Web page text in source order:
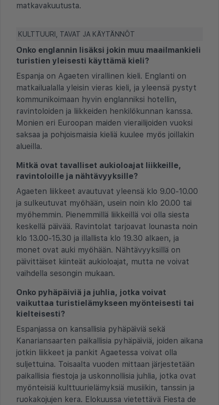
matkavakuutusta.
KULTTUURI, TAVAT JA KÄYTÄNNÖT
Onko englannin lisäksi jokin muu maailmankieli
turistien yleisesti käyttämä kieli?
Espanja on Agaeten virallinen kieli. Englanti on
matkailualalla yleisin vieras kieli, ja yleensä pystyt
kommunikoimaan hyvin englanniksi hotellin,
ravintoloiden ja liikkeiden henkilökunnan kanssa.
Monien eri Euroopan maiden vierailijoiden vuoksi
saksaa ja pohjoismaisia kieliä kuulee myös joillakin
alueilla.
Mitkä ovat tavalliset aukioloajat liikkeille,
ravintoloille ja nähtävyyksille?
Agaeten liikkeet avautuvat yleensä klo 9.00-10.00
ja sulkeutuvat myöhään, usein noin klo 20.00 tai
myöhemmin. Pienemmillä liikkeillä voi olla siesta
keskellä päivää. Ravintolat tarjoavat lounasta noin
klo 13.00-15.30 ja illallista klo 19.30 alkaen, ja
monet ovat auki myöhään. Nähtävyyksillä on
päivittäiset kiinteät aukioloajat, mutta ne voivat
vaihdella sesongin mukaan.
Onko pyhäpäiviä ja juhlia, jotka voivat
vaikuttaa turistielämykseen myönteisesti tai
kielteisesti?
Espanjassa on kansallisia pyhäpäiviä sekä
Kanariansaarten paikallisia pyhäpäiviä, joiden aikana
jotkin liikkeet ja pankit Agaetessa voivat olla
suljettuina. Toisaalta vuoden mittaan järjestetään
paikallisia fiestoja ja uskonnollisia juhlia, jotka ovat
myönteisiä kulttuurielämyksiä musiikin, tanssin ja
ruokakojujen kera. Elokuussa vietettävä Fiesta de